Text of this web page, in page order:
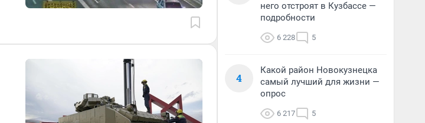
него отстроят в Кузбассе —
подробности
6 228 5
4
Какой район Новокузнецка
самый лучший для жизни —
опрос
6 217 5